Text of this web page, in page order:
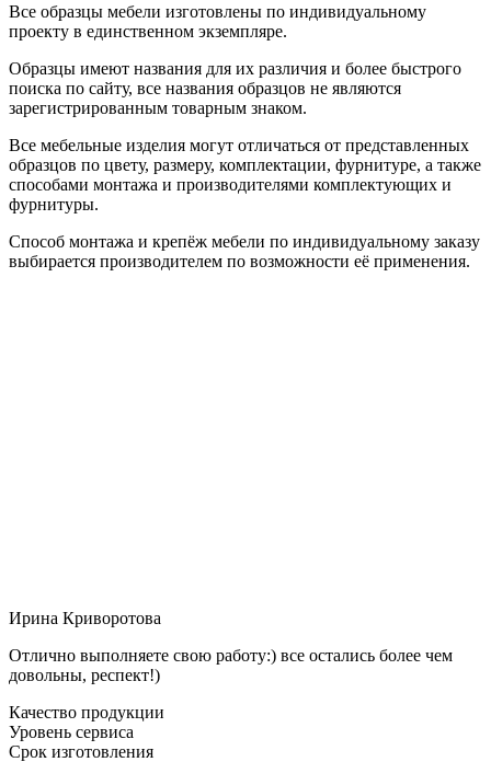
Все образцы мебели изготовлены по индивидуальному
проекту в единственном экземпляре.
Образцы имеют названия для их различия и более быстрого
поиска по сайту, все названия образцов не являются
зарегистрированным товарным знаком.
Все мебельные изделия могут отличаться от представленных
образцов по цвету, размеру, комплектации, фурнитуре, а также
способами монтажа и производителями комплектующих и
фурнитуры.
Способ монтажа и крепёж мебели по индивидуальному заказу
выбирается производителем по возможности её применения.
Ирина Криворотова
Отлично выполняете свою работу:) все остались более чем
довольны, респект!)
Качество продукции
Уровень сервиса
Срок изготовления